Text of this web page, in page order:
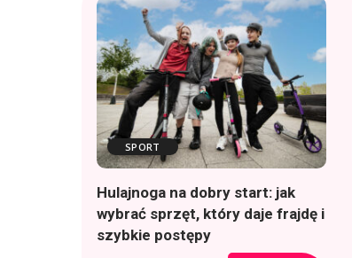
SPORT
Hulajnoga na dobry start: jak
wybrać sprzęt, który daje frajdę i
szybkie postępy